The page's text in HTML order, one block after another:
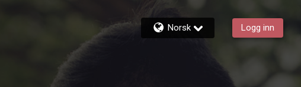
Norsk Logg inn